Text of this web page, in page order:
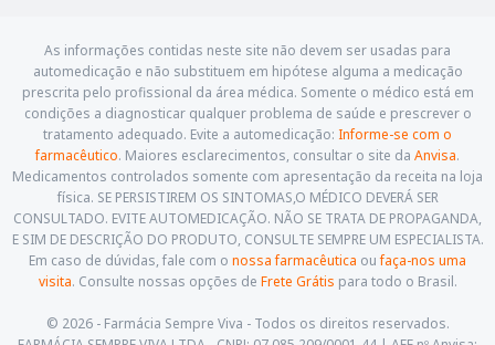
As informações contidas neste site não devem ser usadas para
automedicação e não substituem em hipótese alguma a medicação
prescrita pelo profissional da área médica. Somente o médico está em
condições a diagnosticar qualquer problema de saúde e prescrever o
tratamento adequado. Evite a automedicação: Informe-se com o
farmacêutico. Maiores esclarecimentos, consultar o site da Anvisa.
Medicamentos controlados somente com apresentação da receita na loja
física. SE PERSISTIREM OS SINTOMAS,O MÉDICO DEVERÁ SER
CONSULTADO. EVITE AUTOMEDICAÇÃO. NÃO SE TRATA DE PROPAGANDA,
E SIM DE DESCRIÇÃO DO PRODUTO, CONSULTE SEMPRE UM ESPECIALISTA.
Em caso de dúvidas, fale com o nossa farmacêutica oufaça-nos uma
visita. Consulte nossas opções de Frete Grátis para todo o Brasil.
© 2026 - Farmácia Sempre Viva - Todos os direitos reservados.